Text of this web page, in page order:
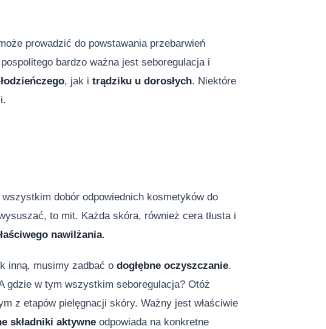
prowadzić do powstawania przebarwień
bardzo ważna jest seboregulacja i
, jak itrądziku u dorosłych. Niektóre
dobór odpowiednich kosmetyków do
to mit. Każda skóra, również cera tłusta i
nawilżania.
inną, musimy zadbać odogłębne oczyszczanie.
gdzie w tym wszystkim seboregulacja? Otóż
z etapów pielęgnacji skóry. Ważny jest właściwie
składniki aktywne odpowiada na konkretne